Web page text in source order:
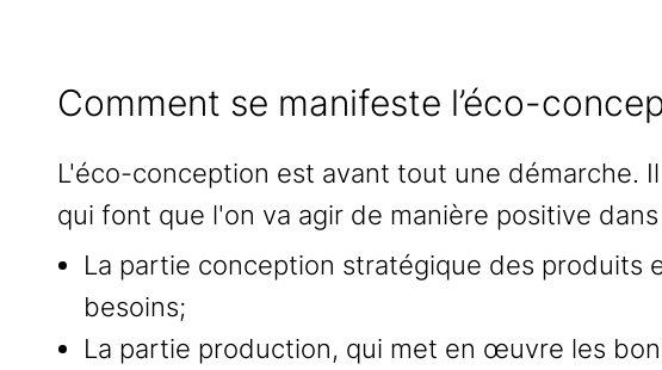
Comment se manifeste l’éco-
L'éco-conception est avant tout une démarche.
qui font que l'on va agir de manière positive
La partie conception stratégique des produits
besoins;
La partie production, qui met en œuvre les